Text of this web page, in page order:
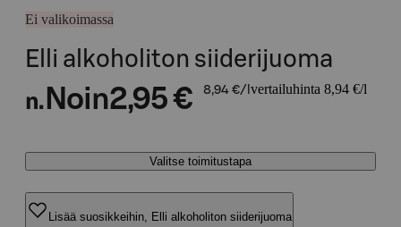
Ei valikoimassa
Elli alkoholiton siiderijuoma
n. Noin2,95 € 8,94 €/l vertailuhinta 8,94 €/l
Valitse toimitustapa
Lisää suosikkeihin, Elli alkoholiton siiderijuoma